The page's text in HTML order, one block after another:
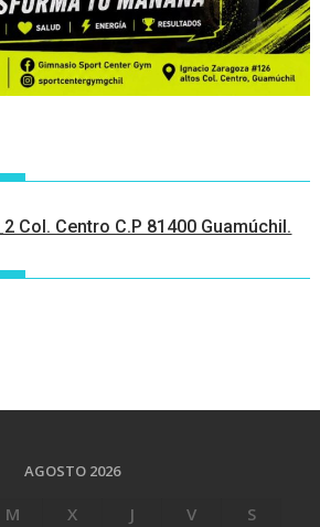
Col. Centro C.P 81400 Guamúchil.
AGOSTO 2026
M X J V
S